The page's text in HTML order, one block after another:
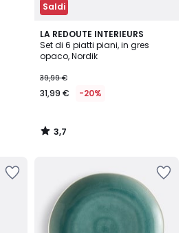
Saldi
LA REDOUTE INTERIEURS
Set di 6 piatti piani, in gres
opaco, Nordik
39,99 €
31,99 € -20%
3,7
/ 5
3,7
/